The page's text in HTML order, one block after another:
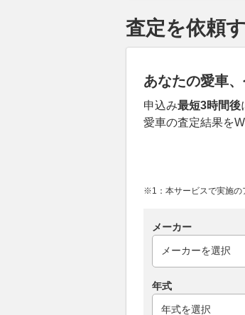
査定を依頼
あなたの愛車
申込み最短3時間後
愛車の査定結果を
※1：本サービスで実施の
メーカー
年式